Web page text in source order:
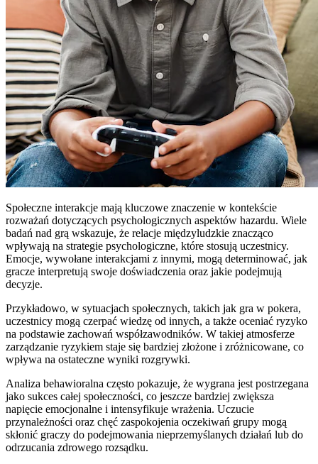
Społeczne interakcje mają kluczowe znaczenie w kontekście
rozważań dotyczących psychologicznych aspektów hazardu. Wiele
badań nad grą wskazuje, że relacje międzyludzkie znacząco
wpływają na strategie psychologiczne, które stosują uczestnicy.
Emocje, wywołane interakcjami z innymi, mogą determinować, jak
gracze interpretują swoje doświadczenia oraz jakie podejmują
decyzje.
Przykładowo, w sytuacjach społecznych, takich jak gra w pokera,
uczestnicy mogą czerpać wiedzę od innych, a także oceniać ryzyko
na podstawie zachowań współzawodników. W takiej atmosferze
zarządzanie ryzykiem staje się bardziej złożone i zróżnicowane, co
wpływa na ostateczne wyniki rozgrywki.
Analiza behawioralna często pokazuje, że wygrana jest postrzegana
jako sukces całej społeczności, co jeszcze bardziej zwiększa
napięcie emocjonalne i intensyfikuje wrażenia. Uczucie
przynależności oraz chęć zaspokojenia oczekiwań grupy mogą
skłonić graczy do podejmowania nieprzemyślanych działań lub do
odrzucania zdrowego rozsądku.